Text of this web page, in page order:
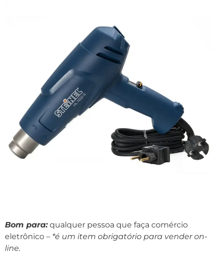
Bom para: qualquer pessoa que faça comércio
eletrônico – *é um item obrigatório para vender on-
line.